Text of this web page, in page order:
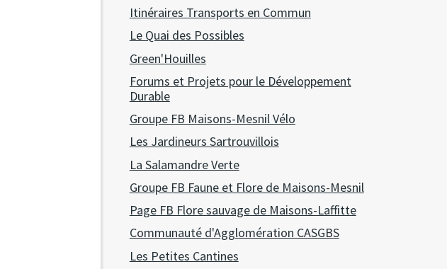
Itinéraires Transports en Commun
Le Quai des Possibles
Green'Houilles
Forums et Projets pour le Développement
Durable
Groupe FB Maisons-Mesnil Vélo
Les Jardineurs Sartrouvillois
La Salamandre Verte
Groupe FB Faune et Flore de Maisons-Mesnil
Page FB Flore sauvage de Maisons-Laffitte
Communauté d'Agglomération CASGBS
Les Petites Cantines